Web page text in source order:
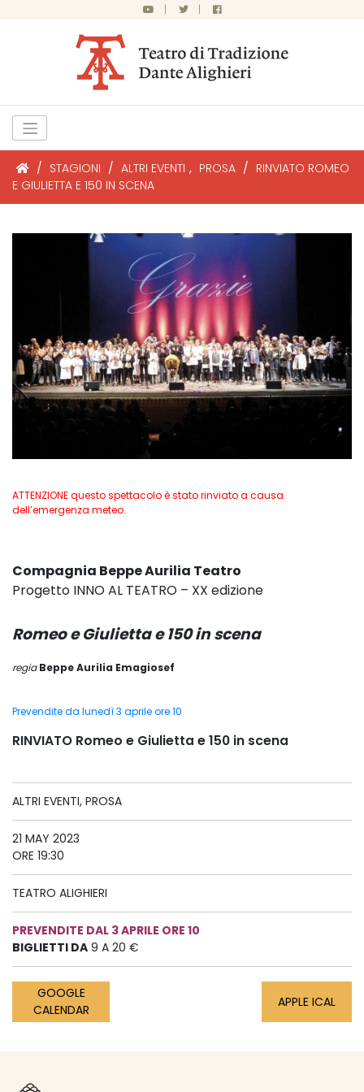
| |
/ STAGIONI / ALTRI EVENTI , PROSA / RINVIATO ROMEO
E GIULIETTA E 150 IN SCENA
ATTENZIONE questo spettacolo è stato rinviato a causa
dell’emergenza meteo.
Compagnia Beppe Aurilia Teatro
Progetto INNO AL TEATRO – XX edizione
Romeo e Giulietta e 150 in scena
regiaBeppe Aurilia Emagiosef
Prevendite da lunedì 3 aprile ore 10
RINVIATO Romeo e Giulietta e 150 in scena
ALTRI EVENTI, PROSA
21 MAY 2023
ORE 19:30
TEATRO ALIGHIERI
PREVENDITE DAL 3 APRILE ORE 10
BIGLIETTI DA 9 A 20 €
GOOGLE
CALENDAR
APPLE ICAL